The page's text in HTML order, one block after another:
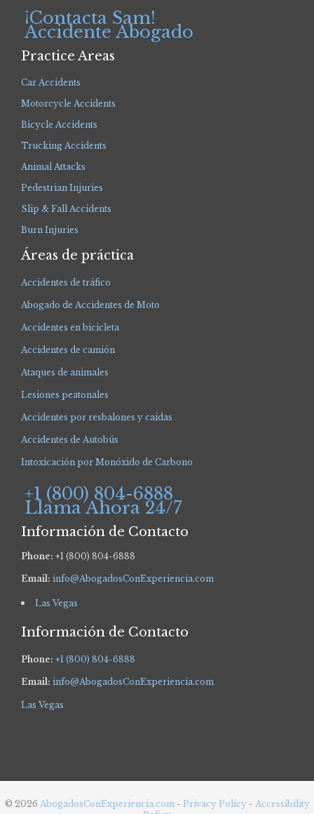
¡Contacta Sam!
Accidente Abogado
Practice Areas
Car Accidents
Motorcycle Accidents
Bicycle Accidents
Trucking Accidents
Animal Attacks
Pedestrian Injuries
Slip & Fall Accidents
Burn Injuries
Áreas de práctica
Accidentes de tráfico
Abogado de Accidentes de Moto
Accidentes en bicicleta
Accidentes de camión
Ataques de animales
Lesiones peatonales
Accidentes por resbalones y caídas
Accidentes de Autobús
Intoxicación por Monóxido de Carbono
+1 (800) 804-6888
Llama Ahora 24/7
Información de Contacto
Phone: +1 (800) 804-6888
Email: info@AbogadosConExperiencia.com
Las Vegas
Información de Contacto
Phone: +1 (800) 804-6888
Email: info@AbogadosConExperiencia.com
Las Vegas
© 2026 AbogadosConExperiencia.com - Privacy Policy - Accessibility